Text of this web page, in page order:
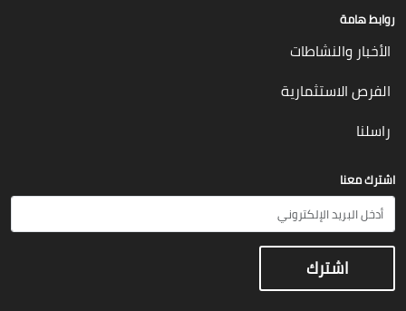
روابط هامة
الأخبار والنشاطات
الفرص الاستثمارية
راسلنا
اشترك معنا